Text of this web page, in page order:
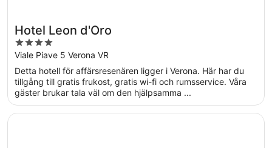
Hotel Leon d'Oro
4
out
of
5
Viale Piave 5 Verona VR
Detta hotell för affärsresenären ligger i Verona. Här har du
tillgång till gratis frukost, gratis wi-fi och rumsservice. Våra
gäster brukar tala väl om den hjälpsamma ...
Öppnas i ett nytt fönster
Best Western CTC Hotel Verona